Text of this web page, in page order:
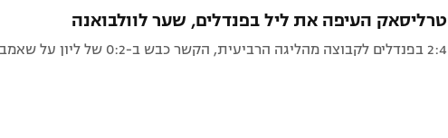
טרליסאק העיפה את ליל בפנדלים, שער לוולבואנה
2:4 בפנדלים לקבוצה מהליגה הרביעית, הקשר כבש ב-0:2 של ליון על שאמבלי